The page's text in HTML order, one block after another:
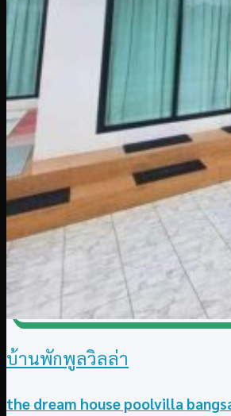
บ้านพักพูลวิลล่า
the dream house poolvilla